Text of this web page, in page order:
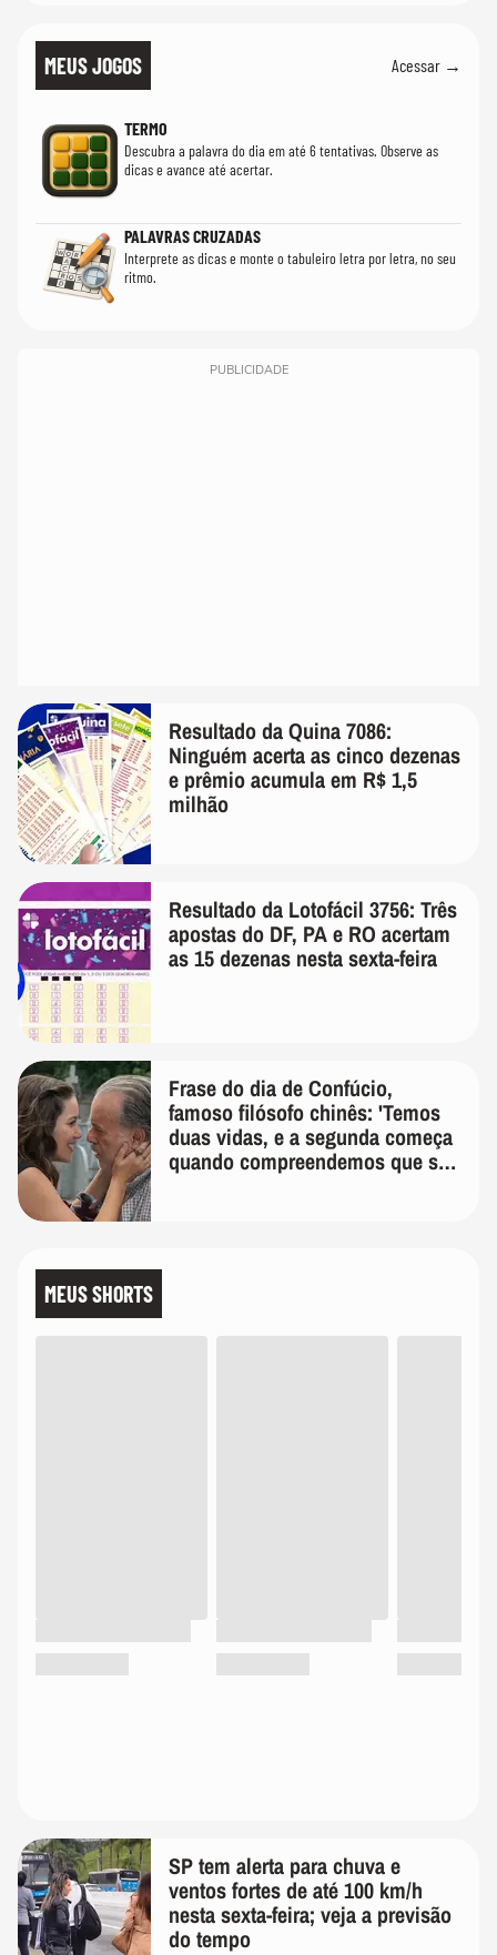
MEUS JOGOS Acessar →
TERMO
Descubra a palavra do dia em até 6 tentativas. Observe as
dicas e avance até acertar.
PALAVRAS CRUZADAS
Interprete as dicas e monte o tabuleiro letra por letra, no seu
ritmo.
PUBLICIDADE
Resultado da Quina 7086:
Ninguém acerta as cinco dezenas
e prêmio acumula em R$ 1,5
milhão
Resultado da Lotofácil 3756: Três
apostas do DF, PA e RO acertam
as 15 dezenas nesta sexta-feira
Frase do dia de Confúcio,
famoso filósofo chinês: 'Temos
duas vidas, e a segunda começa
quando compreendemos que só
MEUS SHORTS
SP tem alerta para chuva e
ventos fortes de até 100 km/h
nesta sexta-feira; veja a previsão
do tempo